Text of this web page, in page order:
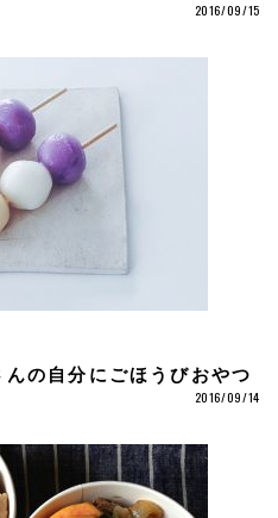
2016/09/15
の自分にごほうびおやつ
2016/09/14